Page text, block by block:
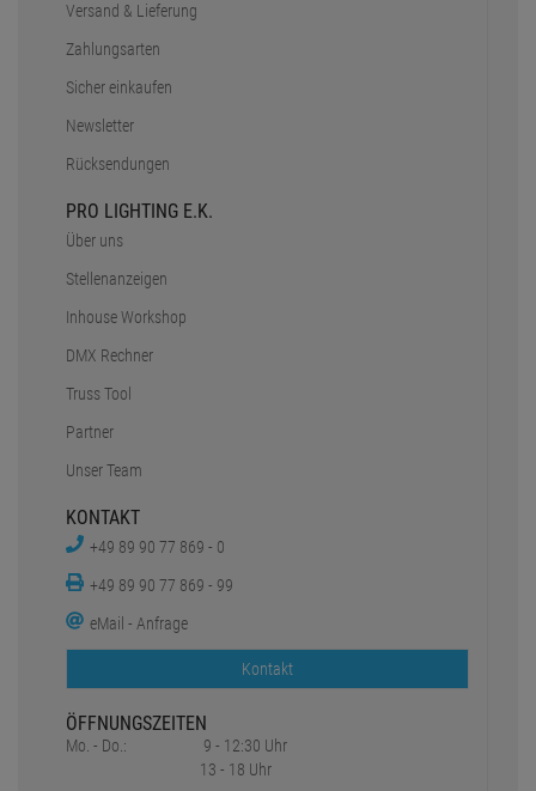
Versand & Lieferung
Zahlungsarten
Sicher einkaufen
Newsletter
Rücksendungen
PRO LIGHTING E.K.
Über uns
Stellenanzeigen
Inhouse Workshop
DMX Rechner
Truss Tool
Partner
Unser Team
KONTAKT
+49 89 90 77 869 - 0
+49 89 90 77 869 - 99
eMail - Anfrage
Kontakt
ÖFFNUNGSZEITEN
Mo. - Do.:
9 - 12:30 Uhr
13 - 18 Uhr